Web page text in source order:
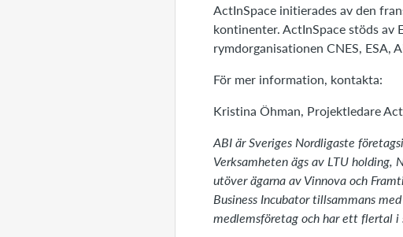
ActInSpace initierades av den
kontinenter. ActInSpace stöds av
rymdorganisationen CNES, ESA,
För mer information, kontakta:
Kristina Öhman, Projektledare
ABI är Sveriges Nordligaste
Verksamheten ägs av LTU holding,
utöver ägarna av Vinnova och
Business Incubator tillsammans
medlemsföretag och har ett flertal i